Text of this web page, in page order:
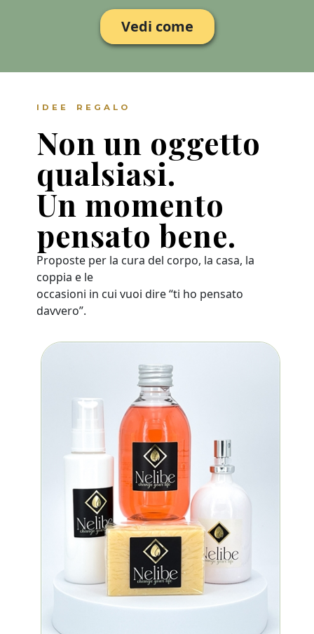
Vedi come
IDEE REGALO
Non un oggetto
qualsiasi.
Un momento
pensato bene.
Proposte per la cura del corpo, la casa, la
coppia e le
occasioni in cui vuoi dire “ti ho pensato
davvero”.